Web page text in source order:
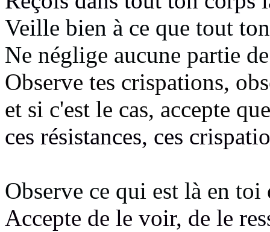
Veille bien à ce que tout
Ne néglige aucune partie
Observe tes crispations,
et si c'est le cas, accepte
ces résistances, ces
Observe ce qui est là en toi
Accepte de le voir, de le